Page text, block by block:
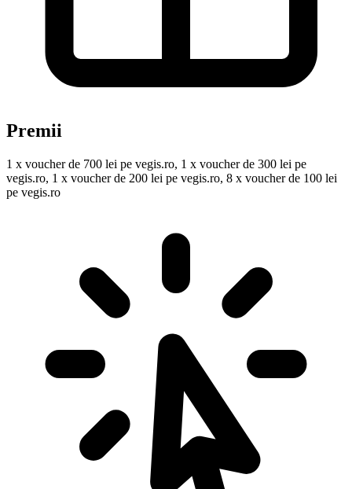
Premii
1 x voucher de 700 lei pe vegis.ro, 1 x voucher de 300 lei pe
vegis.ro, 1 x voucher de 200 lei pe vegis.ro, 8 x voucher de 100 lei
pe vegis.ro